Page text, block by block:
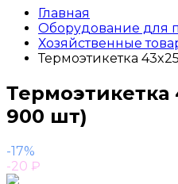
Главная
Оборудование для
Хозяйственные
Термоэтикетка
900 шт)
-17%
-20 ₽